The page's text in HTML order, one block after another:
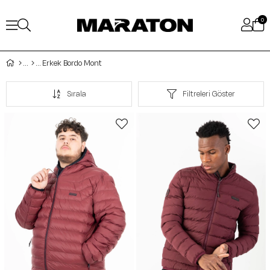
0
Erkek Bordo Mont
Filtreleri Göster
Sırala